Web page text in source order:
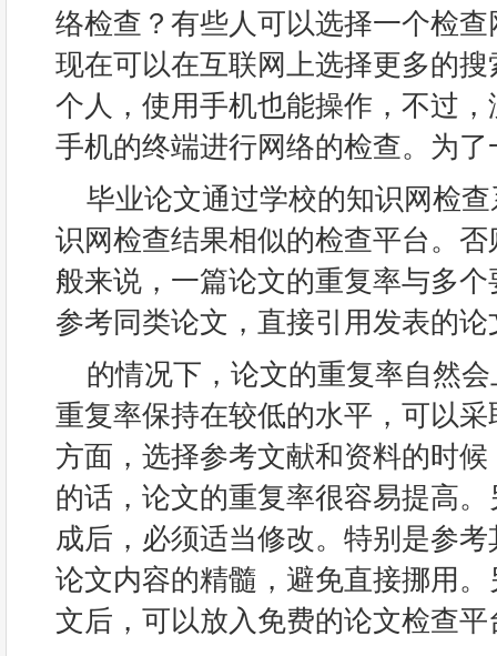
络检查？有些人可以选择一个检
现在可以在互联网上选择更多的
个人，使用手机也能操作，不过
手机的终端进行网络的检查。为了
毕业论文通过学校的知识网检
识网检查结果相似的检查平台。
般来说，一篇论文的重复率与多
参考同类论文，直接引用发表的
的情况下，论文的重复率自然
重复率保持在较低的水平，可以
方面，选择参考文献和资料的时
的话，论文的重复率很容易提高
成后，必须适当修改。特别是参
论文内容的精髓，避免直接挪用
文后，可以放入免费的论文检查